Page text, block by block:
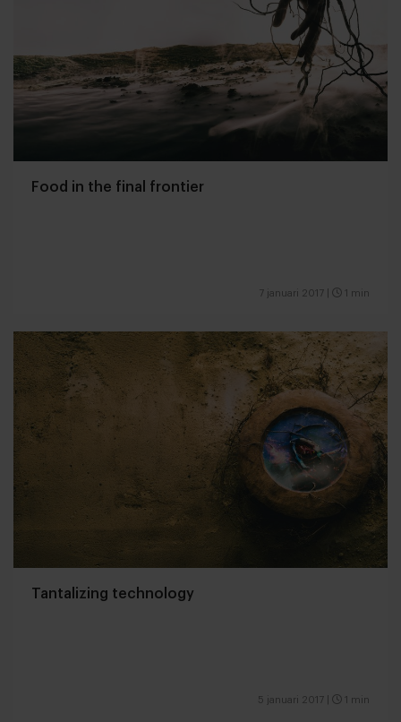
Food in the final frontier
7 januari 2017 1 min
Tantalizing technology
5 januari 2017 1 min